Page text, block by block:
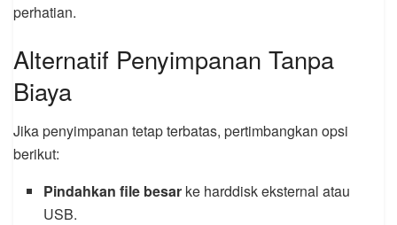
perhatian.
Alternatif Penyimpanan Tanpa
Biaya
Jika penyimpanan tetap terbatas, pertimbangkan opsi
berikut:
Pindahkan file besar ke harddisk eksternal atau
USB.